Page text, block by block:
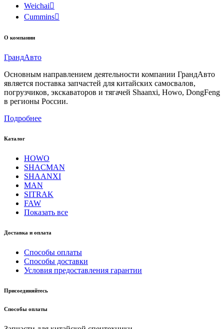
Weichai
Cummins
О компании
ГрандАвто
Основным направлением деятельности компании ГрандАвто
является поставка запчастей для китайских самосвалов,
погрузчиков, экскаваторов и тягачей Shaanxi, Howo, DongFeng
в регионы России.
Подробнее
Каталог
HOWO
SHACMAN
SHAANXI
MAN
SITRAK
FAW
Показать все
Доставка и оплата
Способы оплаты
Способы доставки
Условия предоставления гарантии
Присоединяйтесь
Способы оплаты